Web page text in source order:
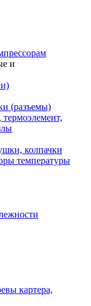
и
(разъемы)
колпачки
температуры
картера,